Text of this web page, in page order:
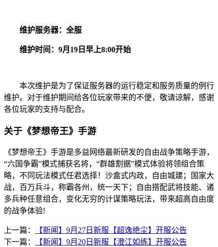
维护服务器：全服
维护时间：9月19日早上8:00开始
本次维护是为了保证服务器的运行稳定和服务质量的例行
维护。对于维护期间给各位玩家带来的不便，敬请谅解，感谢
各位玩家的支持与配合。
关于《梦想帝王》手游
《梦想帝王》手游是多益网络最新研发的自由战争策略手游，
“六国争霸”模式捕获名将，“群雄割据”模式体验将领组合策
略，不同玩法模式任君选择！沙盒式内政，自由城建；国家大
战，百万兵斗，称霸各州，统一天下；自由搭配武将技能、诸
多兵种任意组合，变化无穷的计谋策略玩法，带来超高自由度
的战争体验!
上一篇：
【新闻】9月27日新服【超逸绝尘】开服公告
下一篇：
【新闻】9月20日新服【澄江如练】开服公告